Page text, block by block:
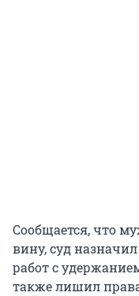
Сообщается, что
вину, суд
работ с
также лишил